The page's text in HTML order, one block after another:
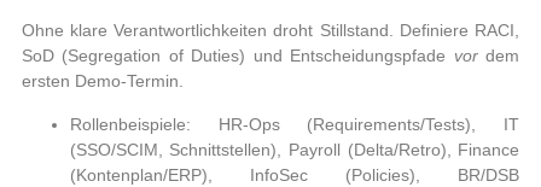
Ohne klare Verantwortlichkeiten droht Stillstand. Definiere RACI,
SoD (Segregation of Duties) und Entscheidungspfade vordem
ersten Demo-Termin.
Rollenbeispiele: HR-Ops (Requirements/Tests), IT
(SSO/SCIM, Schnittstellen), Payroll (Delta/Retro), Finance
(Kontenplan/ERP), InfoSec (Policies), BR/DSB